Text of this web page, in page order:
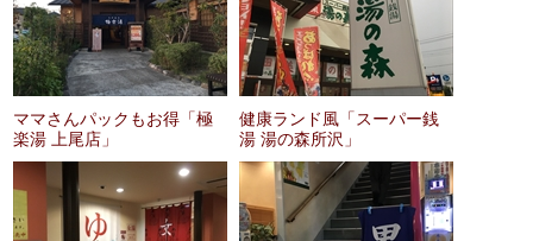
ママさんパックもお得「極
楽湯 上尾店」
健康ランド風「スーパー銭
湯 湯の森所沢」